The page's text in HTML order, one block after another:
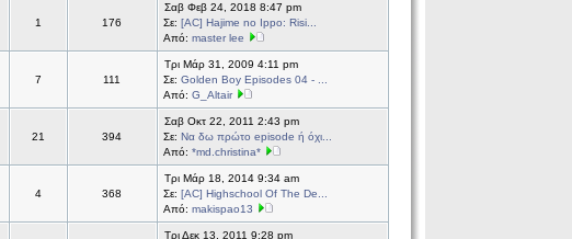
1 176
Σαβ Φεβ 24, 2018 8:47 pm
Σε: [AC] Hajime no Ippo: Risi...
Από: master lee
7 111
Τρι Μάρ 31, 2009 4:11 pm
Σε: Golden Boy Episodes 04 - ...
Από: G_Altair
21 394
Σαβ Οκτ 22, 2011 2:43 pm
Σε: Να δω πρώτο episode ή όχι...
Από: *md.christina*
4 368
Τρι Μάρ 18, 2014 9:34 am
Σε: [AC] Highschool Of The De...
Από: makispao13
Τρι Δεκ 13, 2011 9:28 pm